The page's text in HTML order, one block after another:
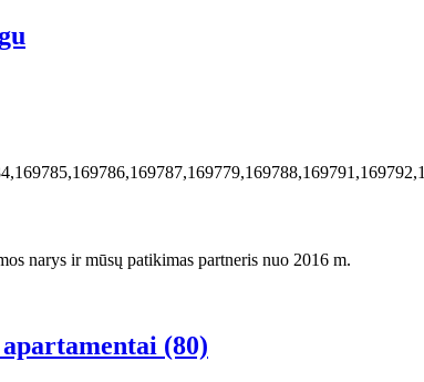
narys ir mūsų patikimas partneris nuo 2016 m.
(80)